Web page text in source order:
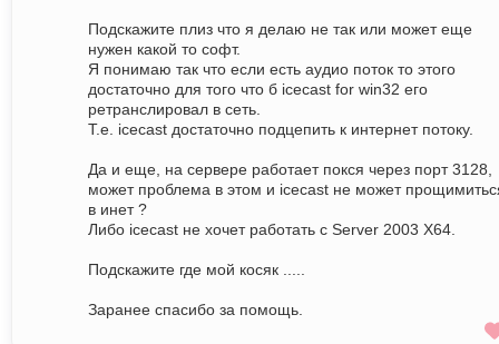
Подскажите плиз что я делаю не так или может еще
нужен какой то софт.
Я понимаю так что если есть аудио поток то этого
достаточно для того что б icecast for win32 его
ретранслировал в сеть.
Т.е. icecast достаточно подцепить к интернет потоку.
Да и еще, на сервере работает покся через порт 3128,
может проблема в этом и icecast не может
в инет ?
Либо icecast не хочет работать с Server 2003 X64.
Подскажите где мой косяк .....
Заранее спасибо за помощь.